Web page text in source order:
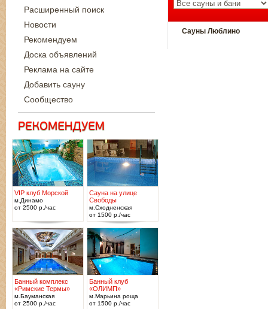
Сауны Люблино
Расширенный поиск
Новости
Рекомендуем
Доска объявлений
Реклама на сайте
Добавить сауну
Сообщество
VIP клуб Морской
м.Динамо
от 2500 р./час
Сауна на улице
Свободы
м.Сходненская
от 1500 р./час
Банный комплекс
«Римские Термы»
м.Бауманская
от 2500 р./час
Банный клуб
«ОЛИМП»
м.Марьина роща
от 1500 р./час